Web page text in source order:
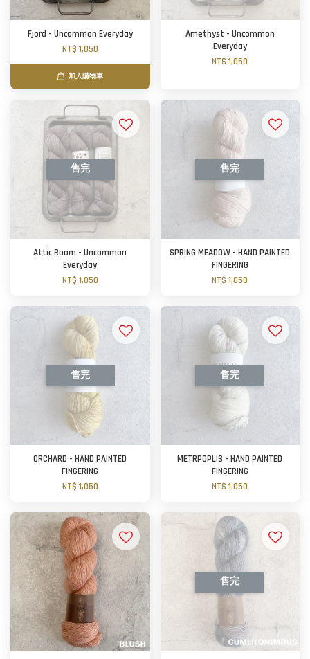
Fjord - Uncommon Everyday
NT$ 1,050
加入購物車
Amethyst - Uncommon
Everyday
NT$ 1,050
售完
Attic Room - Uncommon
Everyday
NT$ 1,050
售完
SPRING MEADOW - HAND PAINTED
FINGERING
NT$ 1,050
售完
ORCHARD - HAND PAINTED
FINGERING
NT$ 1,050
售完
METRPOPLIS - HAND PAINTED
FINGERING
NT$ 1,050
售完